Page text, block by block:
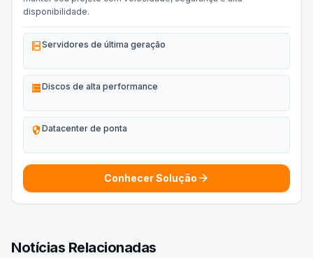
disponibilidade.
dnsServidores de última geração
storageDiscos de alta performance
security Datacenter de ponta
Conhecer Solução arrow_forward
Notícias Relacionadas